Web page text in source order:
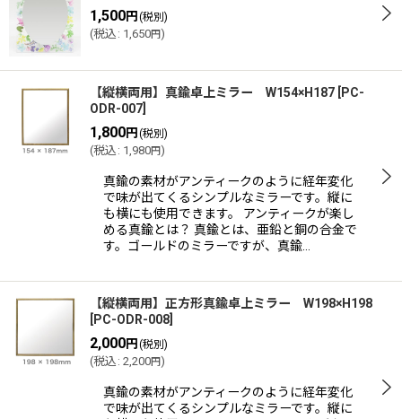
1,500円 (税別)
(税込 : 1,650円)
【縦横両用】真鍮卓上ミラー W154×H187
PC-
ODR-007
1,800円 (税別)
(税込 : 1,980円)
真鍮の素材がアンティークのように経年変化
で味が出てくるシンプルなミラーです。縦に
も横にも使用できます。 アンティークが楽し
める真鍮とは？ 真鍮とは、亜鉛と銅の合金で
す。ゴールドのミラーですが、真鍮…
【縦横両用】正方形真鍮卓上ミラー W198×H198
PC-ODR-008
2,000円 (税別)
(税込 : 2,200円)
真鍮の素材がアンティークのように経年変化
で味が出てくるシンプルなミラーです。縦に